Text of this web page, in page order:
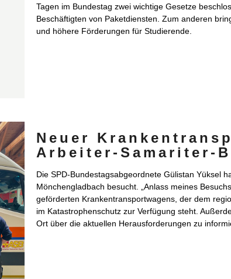
Tagen im Bundestag zwei wichtige Gesetze
Beschäftigten von Paketdiensten. Zum anderen
und höhere Förderungen für Studierende.
Neuer
Arbeiter-Samariter-
Die SPD-Bundestagsabgeordnete Gülistan Yüksel
Mönchengladbach besucht. „Anlass meines
geförderten Krankentransportwagens, der dem
im Katastrophenschutz zur Verfügung steht.
Ort über die aktuellen Herausforderungen zu